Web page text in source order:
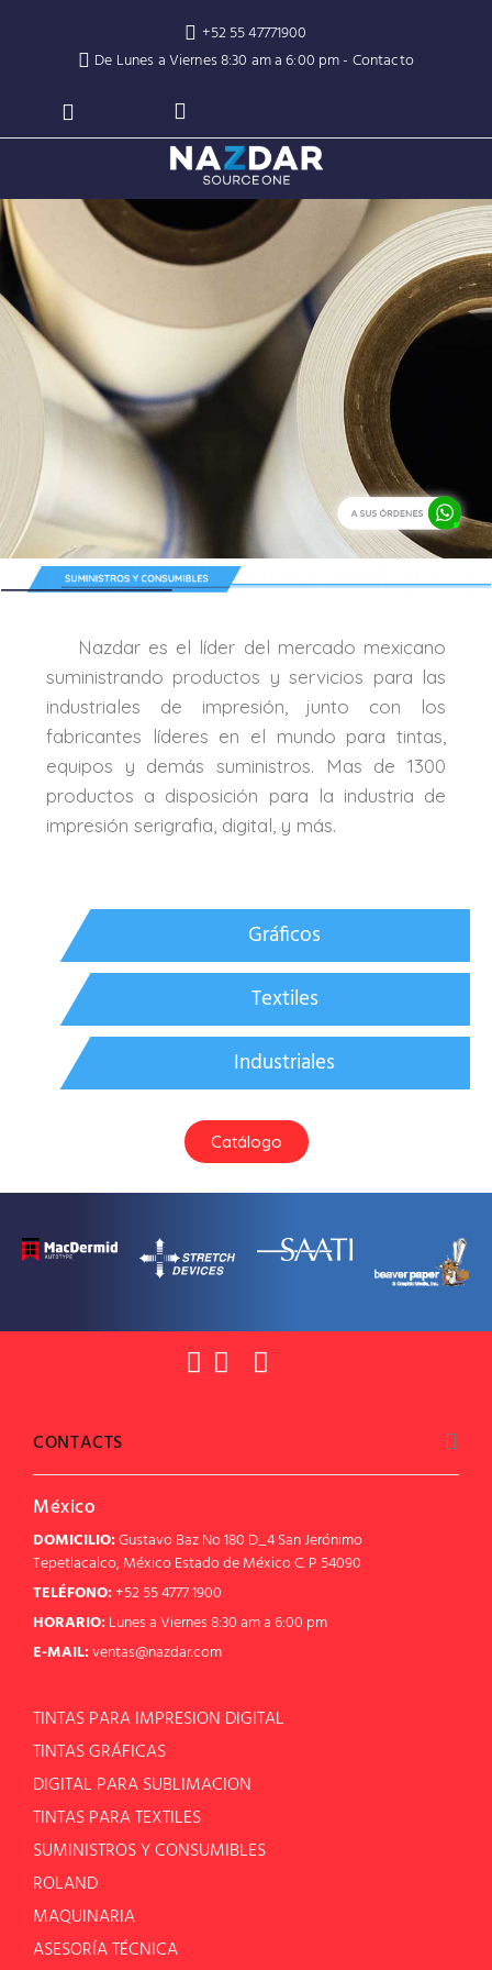
+52 55 47771900
De Lunes a Viernes 8:30 am a 6:00 pm - Contacto
Nazdar es el líder del mercado mexicano
suministrando productos y servicios para las
industriales de impresión, junto con los
fabricantes líderes en el mundo para tintas,
equipos y demás suministros. Mas de 1300
productos a disposición para la industria de
impresión serigrafia, digital, y más.
Gráficos
Textiles
Industriales
Catálogo
CONTACTS
México
DOMICILIO:Gustavo Baz No 180 D_4 San Jerónimo
Tepetlacalco, México Estado de México C. P 54090
TELÉFONO:+52 55 4777 1900
HORARIO: Lunes a Viernes 8:30 am a 6:00 pm
E-MAIL:ventas@nazdar.com
TINTAS PARA IMPRESION DIGITAL
TINTAS GRÁFICAS
DIGITAL PARA SUBLIMACION
TINTAS PARA TEXTILES
SUMINISTROS Y CONSUMIBLES
ROLAND
MAQUINARIA
ASESORÍA TÉCNICA